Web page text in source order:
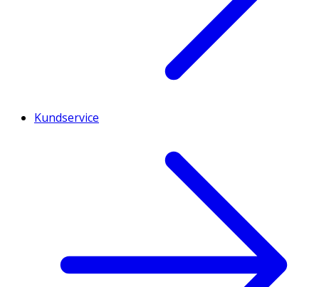
Kundservice